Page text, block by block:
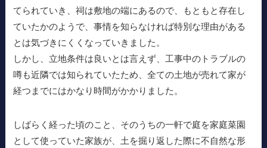
てられていき、祠は敷地の端にあるので、もともと存在し
ていたかのようで、事情を知らなければ特別な理由がある
とは気づきにくくなっていきました。
しかし、立地条件は良いとは言えず、工事中のトラブルの
噂も近隣では知られていたため、全ての土地が売れて家が
経つまでにはかなり時間がかかりました。
しばらく経った頃のこと、そのうちの一軒で庭を家庭菜園
として使っていた家族が、土を掘り返した際に不自然な形